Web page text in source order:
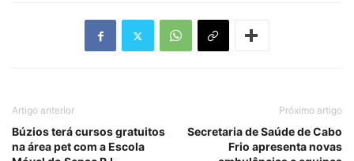
Artigo anterior
Búzios terá cursos gratuitos
na área pet com a Escola
Próximo artigo
Secretaria de Saúde de Cabo
Frio apresenta novas